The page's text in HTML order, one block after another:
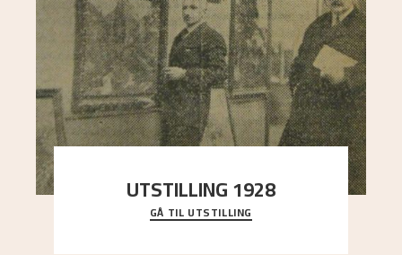
UTSTILLING 1928
Då Astrup døydde i 1928, tok vennene Moritz
Kaland og Simon Thorbjørnsen initiativ til å
GÅ TIL UTSTILLING